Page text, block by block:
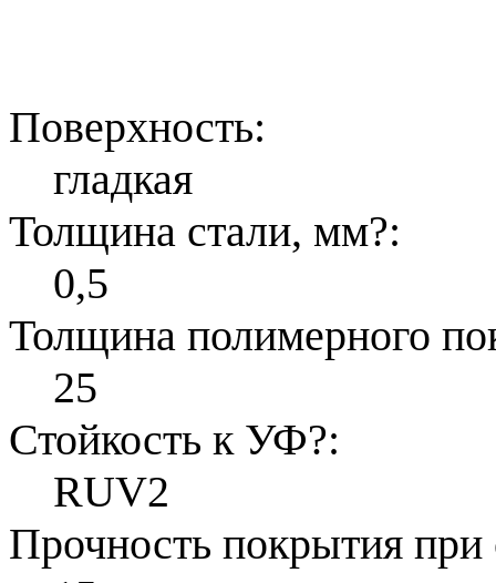
Поверхность:
гладкая
Толщина стали, мм?:
0,5
Толщина полимерного
25
Стойкость к УФ?:
RUV2
Прочность покрытия